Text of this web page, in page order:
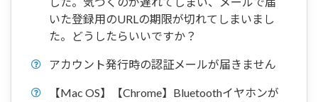
いた登録用のURLの期限が切れてしまいまし
た。どうしたらいいですか？
アカウント発行時の認証メールが届きません
【Mac OS】【Chrome】Bluetoothイヤホンが